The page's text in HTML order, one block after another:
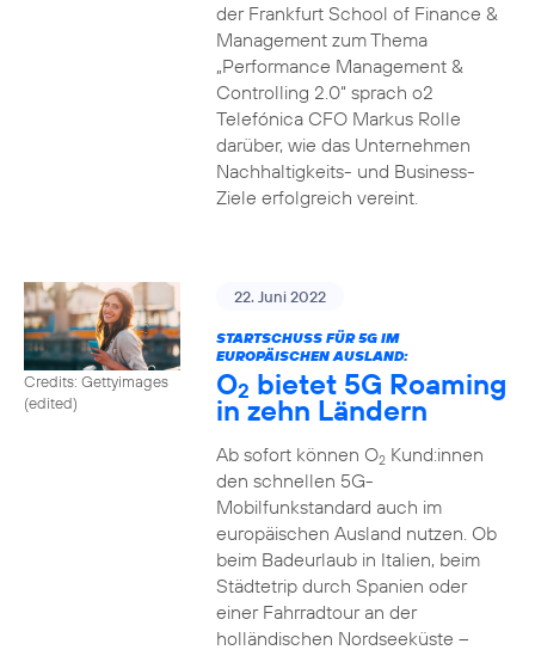
der Frankfurt School of Finance &
Management zum Thema
„Performance Management &
Controlling 2.0“ sprach o2
Telefónica CFO Markus Rolle
darüber, wie das Unternehmen
Nachhaltigkeits- und Business-
Ziele erfolgreich vereint.
Credits: Gettyimages
(edited)
22. Juni 2022
STARTSCHUSS FÜR 5G IM
EUROPÄISCHEN AUSLAND:
O2 bietet 5G Roaming
in zehn Ländern
Ab sofort können O2Kund:innen
den schnellen 5G-
Mobilfunkstandard auch im
europäischen Ausland nutzen. Ob
beim Badeurlaub in Italien, beim
Städtetrip durch Spanien oder
einer Fahrradtour an der
holländischen Nordseeküste –